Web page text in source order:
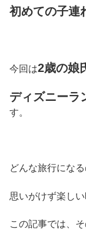
初めての子連
今回は2歳の娘
ディズニーラ
す。
どんな旅行にな
思いがけず楽し
この記事では、